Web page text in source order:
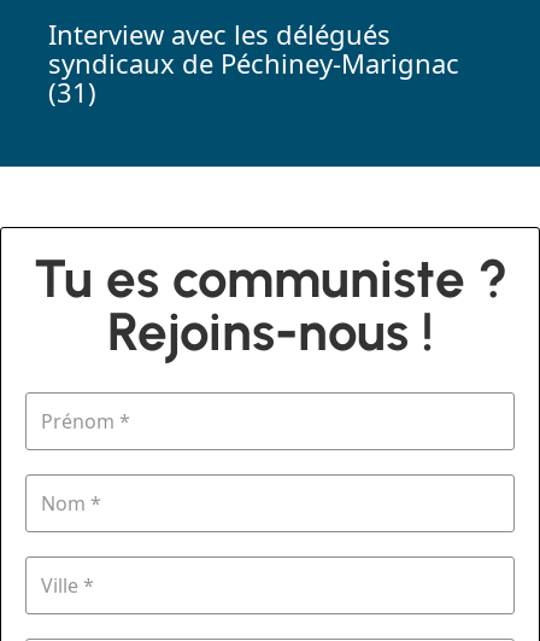
Interview avec les délégués
syndicaux de Péchiney-Marignac
(31)
Tu es communiste ?
Rejoins-nous !